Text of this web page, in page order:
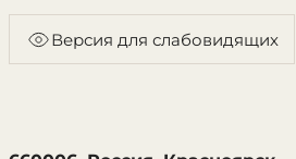
Версия для слабовидящих